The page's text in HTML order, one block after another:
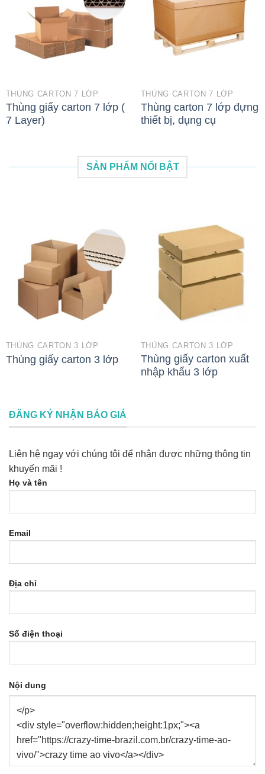
THÙNG CARTON 7 LỚP
Thùng giấy carton 7 lớp (
7 Layer)
THÙNG CARTON 7 LỚP
Thùng carton 7 lớp đựng
thiết bị, dụng cụ
SẢN PHẨM NỔI BẬT
THÙNG CARTON 3 LỚP
Thùng giấy carton 3 lớp
THÙNG CARTON 3 LỚP
Thùng giấy carton xuất
nhập khẩu 3 lớp
ĐĂNG KÝ NHẬN BÁO GIÁ
Liên hệ ngay với chúng tôi để nhận được những thông tin
khuyến mãi !
Họ và tên
Email
Địa chỉ
Số điện thoại
Nội dung